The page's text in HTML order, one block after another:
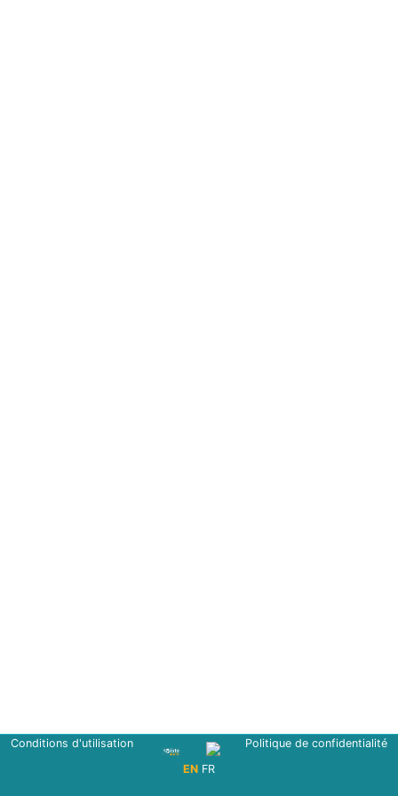
Conditions d'utilisation
Politique de confidentialité
EN FR